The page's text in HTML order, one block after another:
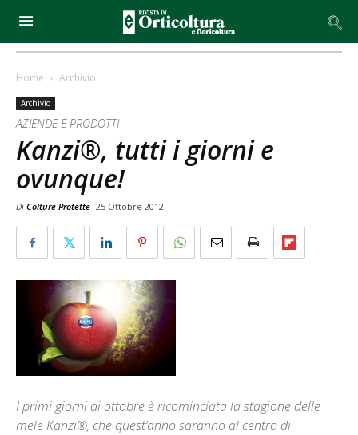
Home Archivio
Archivio
AZIENDE E PRODOTTI
Kanzi®, tutti i giorni e
ovunque!
Di Colture Protette 25 Ottobre 2012
I primi giorni di ottobre è ricominciata la stagione delle
mele Kanzi®, che quest’anno saranno al centro di